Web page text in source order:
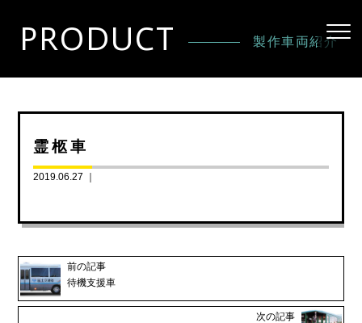
PRODUCT 製作車両紹介
霊柩車
2019.06.27 ｜
前の記事
待機支援車
次の記事